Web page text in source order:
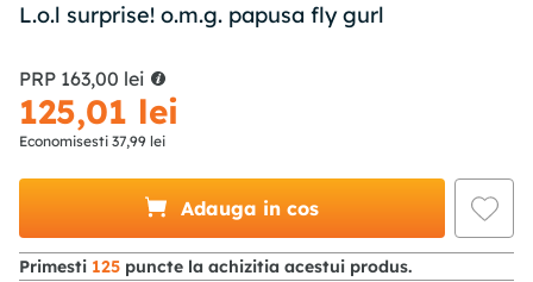
L.o.l surprise! o.m.g. papusa fly gurl
PRP 163,00 lei
125,01 lei
Economisesti 37,99 lei
Adauga in cos
Primesti 125 puncte la achizitia acestui produs.